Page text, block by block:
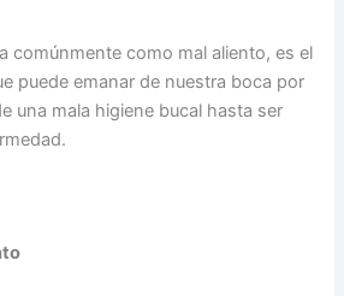
comúnmente como mal aliento, es el
puede emanar de nuestra boca por
una mala higiene bucal hasta ser